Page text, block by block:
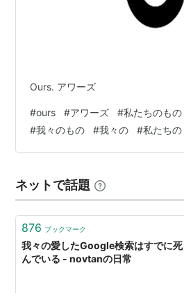
Ours. アワーズ
#ours #アワーズ #私たちのもの
#我々のもの #我々の #私たちの
ネットで話題
876 ブックマーク
我々の愛したGoogle検索はすでに死
んでいる - novtanの日常